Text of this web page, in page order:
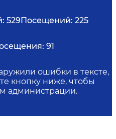
529Посещений: 225
91
ошибки в тексте,
кнопку ниже, чтобы
администрации.